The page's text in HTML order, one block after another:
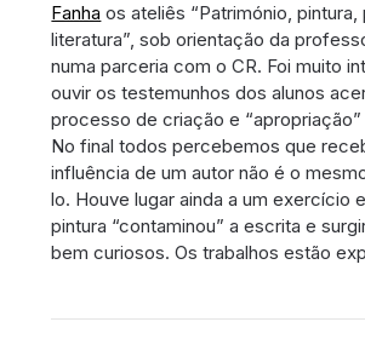
Fanha os ateliês “Património,
literatura”, sob orientação da
numa parceria com o CR. Foi muito
ouvir os testemunhos dos alunos
processo de criação e
No final todos percebemos que
influência de um autor não é o
lo. Houve lugar ainda a um exercício
pintura “contaminou” a escrita e
bem curiosos. Os trabalhos estão